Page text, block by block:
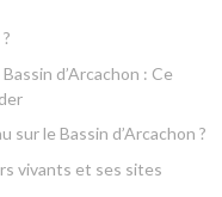
d’Arcachon : Ce
sur le Bassin d’Arcachon ?
vivants et ses sites